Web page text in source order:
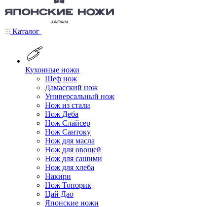
Каталог
Кухонные ножи
Шеф нож
Дамасский нож
Универсальный нож
Нож из стали
Нож Деба
Нож Слайсер
Нож Сантоку
Нож для масла
Нож для овощей
Нож для сашими
Нож для хлеба
Накири
Нож Топорик
Цай Дао
Японские ножи